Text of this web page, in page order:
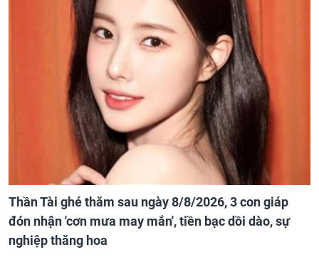
Thần Tài ghé thăm sau ngày 8/8/2026, 3 con giáp
đón nhận 'cơn mưa may mắn', tiền bạc dồi dào, sự
nghiệp thăng hoa